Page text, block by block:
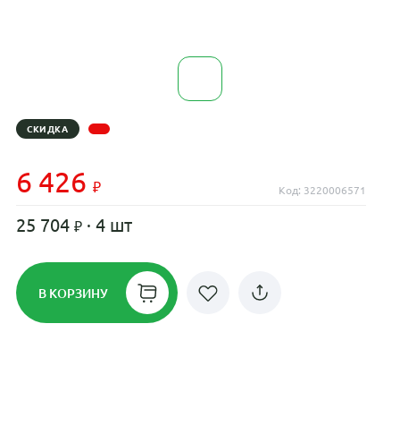
СКИДКА
6 426 Код: 3220006571
25 704 · 4 шт
В КОРЗИНУ